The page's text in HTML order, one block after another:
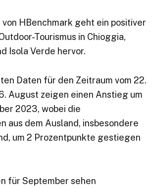
von HBenchmark geht ein positiver
Tourismus in Chioggia,
Isola Verde hervor.
Daten für den Zeitraum vom 22.
August zeigen einen Anstieg um
2023, wobei die
aus dem Ausland, insbesondere
um 2 Prozentpunkte gestiegen
für September sehen